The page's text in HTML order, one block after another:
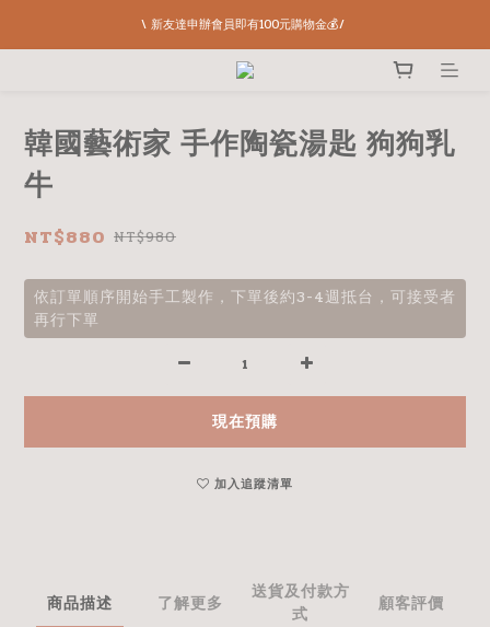
\ 新友達申辦會員即有100元購物金💰/
韓國藝術家 手作陶瓷湯匙 狗狗乳
牛
NT$880 NT$980
依訂單順序開始手工製作，下單後約3-4週抵台，可接受者
再行下單
現在預購
加入追蹤清單
商品描述 了解更多
送貨及付款方
式
顧客評價